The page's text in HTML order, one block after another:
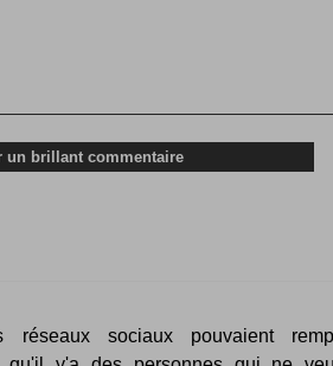
sociaux pouvaient